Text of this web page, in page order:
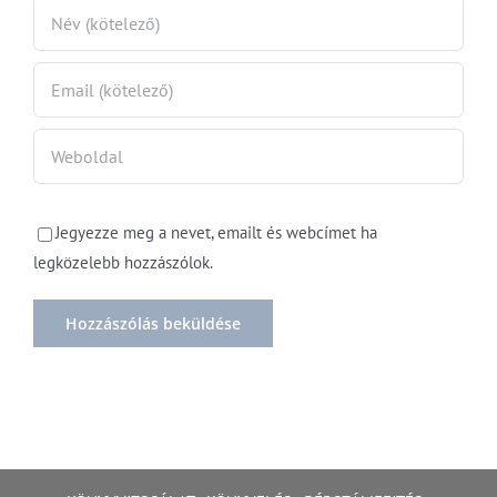
Jegyezze meg a nevet, emailt és webcímet ha
legközelebb hozzászólok.